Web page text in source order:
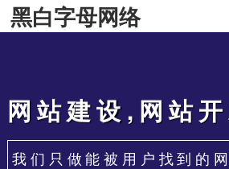
黑白字母网络
网站建设,网站开
我们只做能被用户找到的